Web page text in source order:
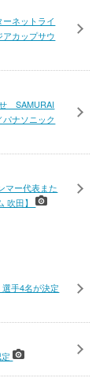
ネットライ
カップサウ
SAMURAI
ナソニック
マー代表また
吹田】
手4名が決定
定